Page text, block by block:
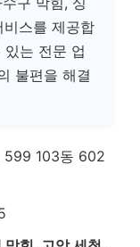
스를 제공합
는 전문 업
불편을 해결
599 103동 602